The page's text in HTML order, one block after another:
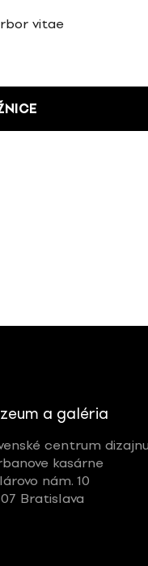
vitae
a galéria
centrum dizajnu
kasárne
nám. 10
07 Bratislava